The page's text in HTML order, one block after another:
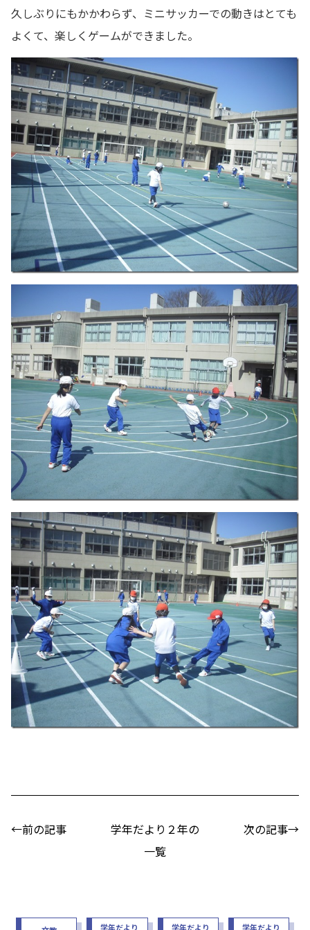
久しぶりにもかかわらず、ミニサッカーでの動きはとても
よくて、楽しくゲームができました。
←前の記事
学年だより２年の
一覧
次の記事→
学年だより 学年だより 学年だより